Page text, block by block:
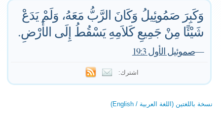
وَكَبِرَ صَمُوئِيلُ وَكَانَ الرَّبُّ مَعَهُ، وَلَمْ يَدَعْ
شَيْئًا مِنْ جَمِيعِ كَلاَمِهِ يَسْقُطُ إِلَى الأَرْضِ.
—صموئيل الأول 19:3
اشترك:
نسخة باللغتين (اللغة العربية / English)